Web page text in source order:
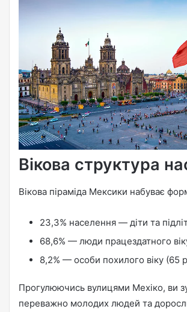
Вікова структура
Вікова піраміда Мексики набуває
23,3% населення — діти та
68,6% — люди працездатного
8,2% — особи похилого віку (65
Прогулюючись вулицями Мехіко, ви
переважно молодих людей та